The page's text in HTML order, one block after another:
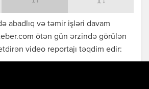
abadlıq və təmir işləri davam
ötən gün ərzində görülən
video reportajı təqdim edir: